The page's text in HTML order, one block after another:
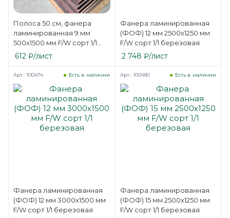
Полоса 50 см, фанера
ламинированная 9 мм
500х1500 мм F/W сорт 1/1
березовая
612 ₽/лист
Фанера ламинированная
(ФОФ) 12 мм 2500х1250 мм
F/W сорт 1/1 березовая
2 748 ₽/лист
Фанера ламинированная
(ФОФ) 12 мм 3000х1500 мм
F/W сорт 1/1 березовая
Есть в наличии
Арт.: 100474
Фанера ламинированная
(ФОФ) 15 мм 2500х1250 мм
F/W сорт 1/1 березовая
Есть в наличии
Арт.: 100480